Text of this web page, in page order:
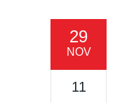
29
NOV
11